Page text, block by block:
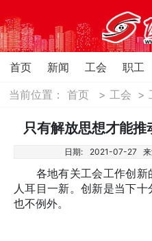
首页 新闻 工会 职工
当前位置：首页 > 工会 >
只有解放思想才能
日期: 2021-07-27
各地有关工会工作创新
人耳目一新。创新是当下
也不例外。